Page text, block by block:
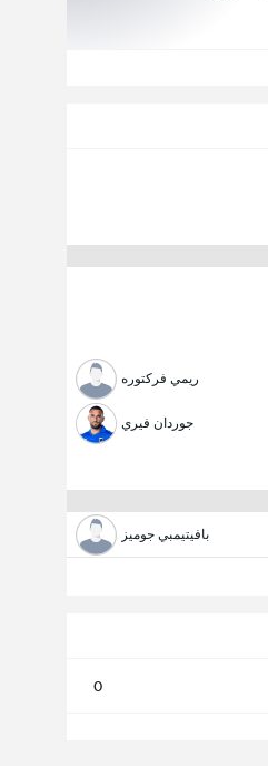
ريمي فركتوره
جوردان فيري
بافيتيمبي جوميز
0